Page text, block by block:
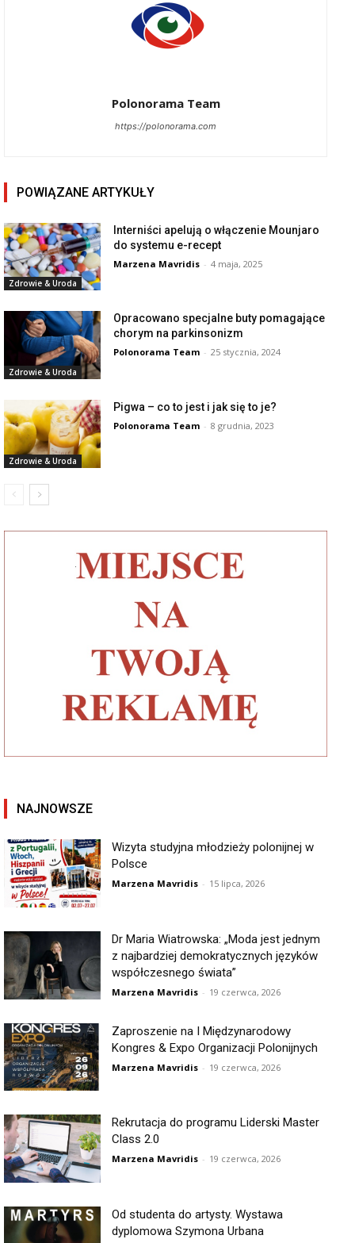
Polonorama Team
https://polonorama.com
POWIĄZANE ARTYKUŁY
Zdrowie & Uroda
Interniści apelują o włączenie Mounjaro
do systemu e-recept
Marzena Mavridis - 4 maja, 2025
Zdrowie & Uroda
Opracowano specjalne buty pomagające
chorym na parkinsonizm
Polonorama Team - 25 stycznia, 2024
Zdrowie & Uroda
Pigwa – co to jest i jak się to je?
Polonorama Team - 8 grudnia, 2023
NAJNOWSZE
Wizyta studyjna młodzieży polonijnej w
Polsce
Marzena Mavridis - 15 lipca, 2026
Dr Maria Wiatrowska: „Moda jest jednym
z najbardziej demokratycznych języków
współczesnego świata”
Marzena Mavridis - 19 czerwca, 2026
Zaproszenie na I Międzynarodowy
Kongres & Expo Organizacji Polonijnych
Marzena Mavridis - 19 czerwca, 2026
Rekrutacja do programu Liderski Master
Class 2.0
Marzena Mavridis - 19 czerwca, 2026
Od studenta do artysty. Wystawa
dyplomowa Szymona Urbana